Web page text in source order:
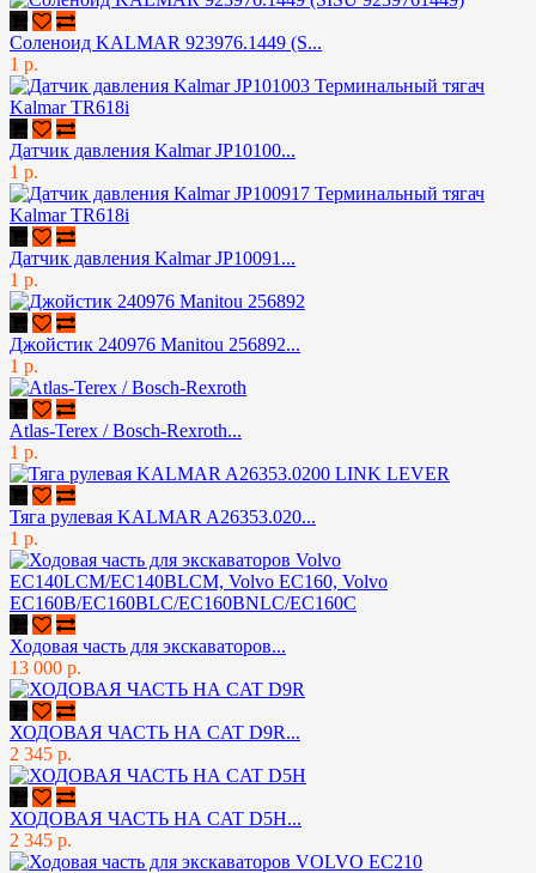
Соленоид KALMAR 923976.1449 (S...
1 р.
Датчик давления Kalmar JP10100...
1 р.
Датчик давления Kalmar JP10091...
1 р.
Джойстик 240976 Manitou 256892...
1 р.
Atlas-Terex / Bosch-Rexroth...
1 р.
Тяга рулевая KALMAR A26353.020...
1 р.
Ходовая часть для экскаваторов...
13 000 р.
ХОДОВАЯ ЧАСТЬ НА CAT D9R...
2 345 р.
ХОДОВАЯ ЧАСТЬ НА CAT D5H...
2 345 р.